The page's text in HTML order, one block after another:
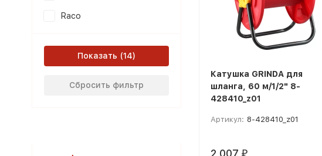
Катушка GRINDA для
шланга, 60 м/1/2" 8-
428410_z01
Артикул: 8-428410_z01
2 007 ₽
Raco
Показать
Сбросить фильтр